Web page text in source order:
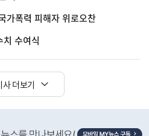
가폭력 피해자 위로오찬
수여식
더보기